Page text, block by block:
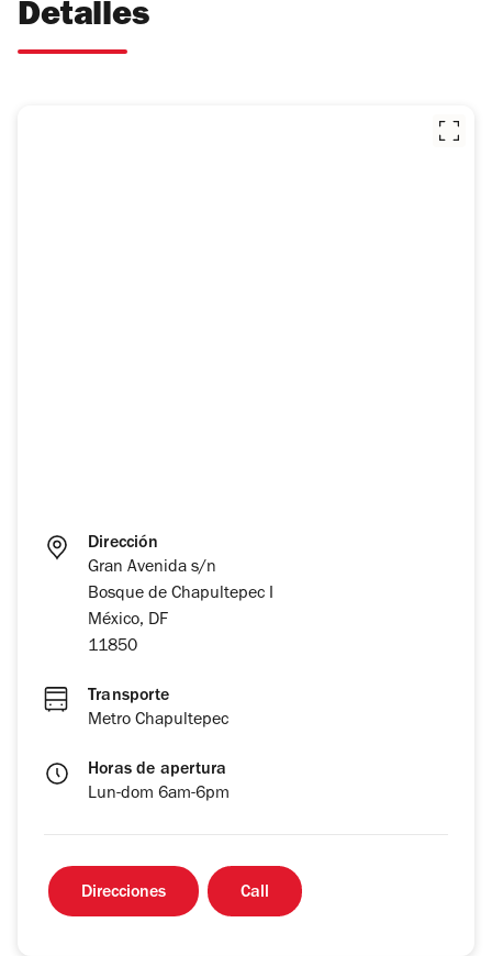
Detalles
Dirección
Gran Avenida s/n
Bosque de Chapultepec I
México, DF
11850
Transporte
Metro Chapultepec
Horas de apertura
Lun-dom 6am-6pm
Direcciones Call